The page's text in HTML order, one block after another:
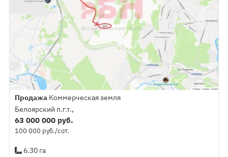
Продажа Коммерческая земля
Белоярский п.г.т.,
63 000 000 руб.
100 000 руб./сот.
6.30 га